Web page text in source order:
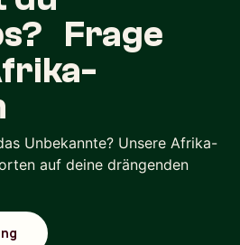
Frage
Unbekannte? Unsere Afrika-
auf deine drängenden